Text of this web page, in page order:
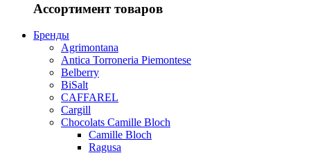
Ассортимент товаров
Бренды
Agrimontana
Antica Torroneria Piemontese
Belberry
BiSalt
CAFFAREL
Cargill
Chocolats Camille Bloch
Camille Bloch
Ragusa